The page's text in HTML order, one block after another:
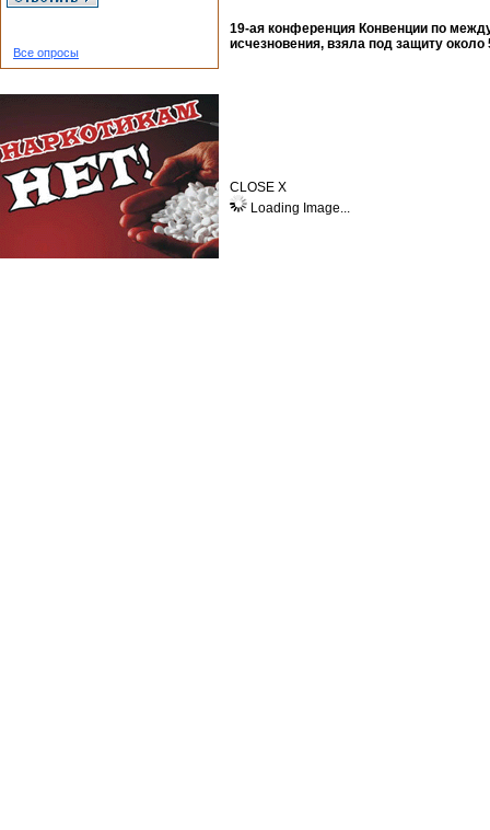
Все опросы
19-ая конференция Конвенции по
исчезновения, взяла под защиту около
CLOSE X
Loading Image...